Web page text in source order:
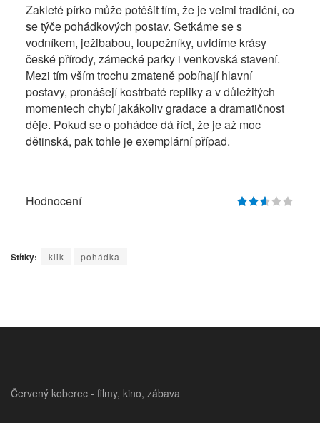
Zakleté pírko může potěšit tím, že je velmi tradiční, co
se týče pohádkových postav. Setkáme se s
vodníkem, ježibabou, loupežníky, uvidíme krásy
české přírody, zámecké parky i venkovská stavení.
Mezi tím vším trochu zmateně pobíhají hlavní
postavy, pronášejí kostrbaté repliky a v důležitých
momentech chybí jakákoliv gradace a dramatičnost
děje. Pokud se o pohádce dá říct, že je až moc
dětinská, pak tohle je exemplární případ.
Hodnocení
Štítky: klik pohádka
Červený koberec - filmy, kino, zábava